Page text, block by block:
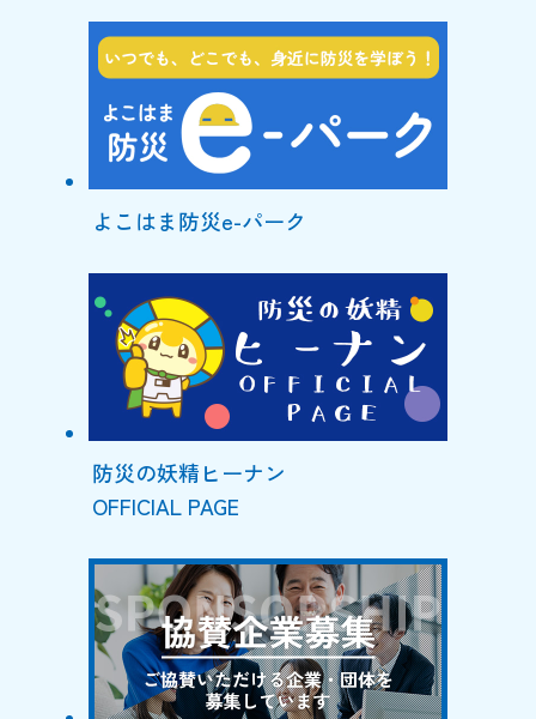
よこはま防災e-パーク
防災の妖精ヒーナン
OFFICIAL PAGE